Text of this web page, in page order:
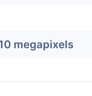
megapixels